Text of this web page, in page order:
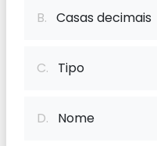
B. Casas decimais
C. Tipo
D. Nome